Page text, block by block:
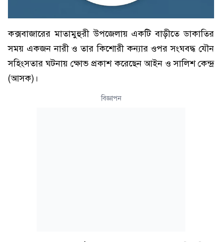
কক্সবাজারের মাতামুহুরী উপজেলায় একটি বাড়ীতে ডাকাতির
সময় একজন নারী ও তার কিশোরী কন্যার ওপর সংঘবদ্ধ যৌন
সহিংসতার ঘটনায় ক্ষোভ প্রকাশ করেছেন আইন ও সালিশ কেন্দ্র
(আসক)।
বিজ্ঞাপন